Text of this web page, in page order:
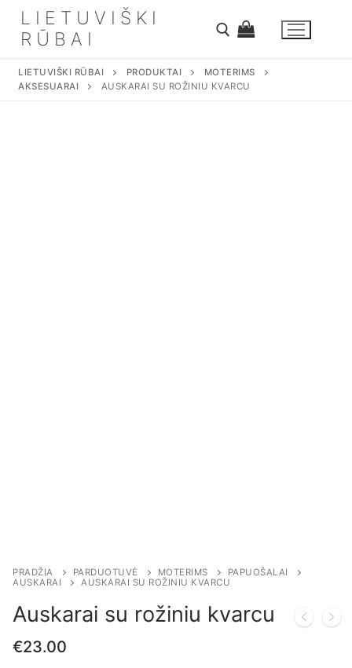
turinio
LIETUVIŠKI
RŪBAI
LIETUVIŠKI RŪBAI PRODUKTAI
MOTERIMS
AKSESUARAI
AUSKARAI SU ROŽINIU KVARCU
PRADŽIA PARDUOTUVĖ MOTERIMS
PAPUOŠALAI
AUSKARAI
AUSKARAI SU ROŽINIU KVARCU
Auskarai su rožiniu kvarcu
€23.00